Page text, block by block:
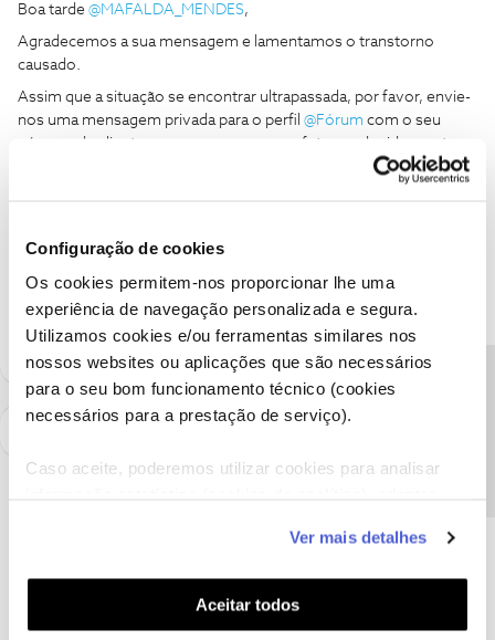
Configuração de cookies
Os cookies permitem-nos proporcionar lhe uma
experiência de navegação personalizada e segura.
Utilizamos cookies e/ou ferramentas similares nos
nossos websites ou aplicações que são necessários
para o seu bom funcionamento técnico (cookies
necessários para a prestação de serviço).
Caso aceite, poderemos utilizar cookies para analisar
funcionalidades (cookies de personalização e
funcionalidade) e adaptar anúncios aos seus interesses
(cookies de publicidade personalizada). Pode gerir a
utilização dos cookies clicando em "Configurar
Ver mais detalhes
Aceitar todos
Boa tarde @MAFALDA_MENDES,
Agradecemos a sua mensagem e lamentamos o transtorno
causado.
Assim que a situação se encontrar ultrapassada, por favor, envie-
nos uma mensagem privada para o perfil @Fórum com o seu
número de cliente, para que possamos efetuar o devido acerto.
Ajude a comunidade a encontrar informação relevante. Marque
Siga os perfis da moderação, através da opção "Seguir", para estar
sempre a par das ultimas novidades.